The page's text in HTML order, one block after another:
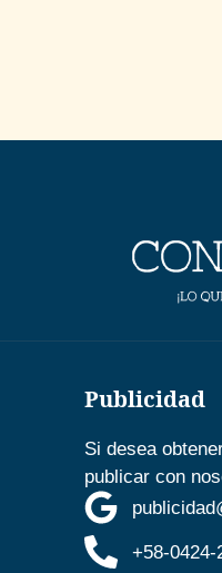
Publicidad
Si desea
publicar con
+58-0424-